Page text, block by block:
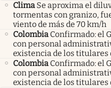
Clima Se aproxima el
tormentas con granizo,
viento de más de 70 km/h
Colombia Confirmado: el
con personal
existencia de los titulares
Colombia Confirmado: el
con personal
existencia de los titulares